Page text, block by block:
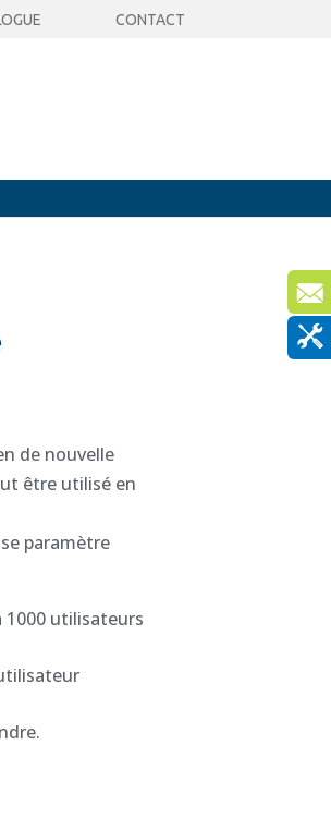
CONTACT
de nouvelle
être utilisé en
paramètre
1000 utilisateurs